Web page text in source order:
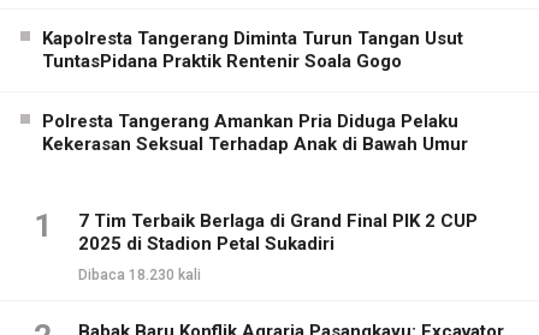
Kapolresta Tangerang Diminta Turun Tangan Usut
TuntasPidana Praktik Rentenir Soala Gogo
Polresta Tangerang Amankan Pria Diduga Pelaku
Kekerasan Seksual Terhadap Anak di Bawah Umur
1
7 Tim Terbaik Berlaga di Grand Final PIK 2 CUP
2025 di Stadion Petal Sukadiri
Dibaca 18.230 kali